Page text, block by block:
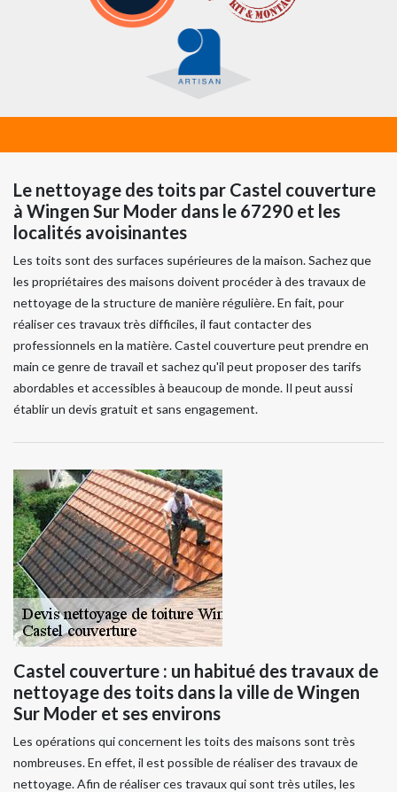
Le nettoyage des toits par Castel couverture
à Wingen Sur Moder dans le 67290 et les
localités avoisinantes
Les toits sont des surfaces supérieures de la maison. Sachez que
les propriétaires des maisons doivent procéder à des travaux de
nettoyage de la structure de manière régulière. En fait, pour
réaliser ces travaux très difficiles, il faut contacter des
professionnels en la matière. Castel couverture peut prendre en
main ce genre de travail et sachez qu'il peut proposer des tarifs
abordables et accessibles à beaucoup de monde. Il peut aussi
établir un devis gratuit et sans engagement.
Castel couverture : un habitué des travaux de
nettoyage des toits dans la ville de Wingen
Sur Moder et ses environs
Les opérations qui concernent les toits des maisons sont très
nombreuses. En effet, il est possible de réaliser des travaux de
nettoyage. Afin de réaliser ces travaux qui sont très utiles, les